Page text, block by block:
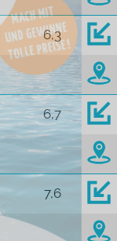
6,3
6,7
7,6